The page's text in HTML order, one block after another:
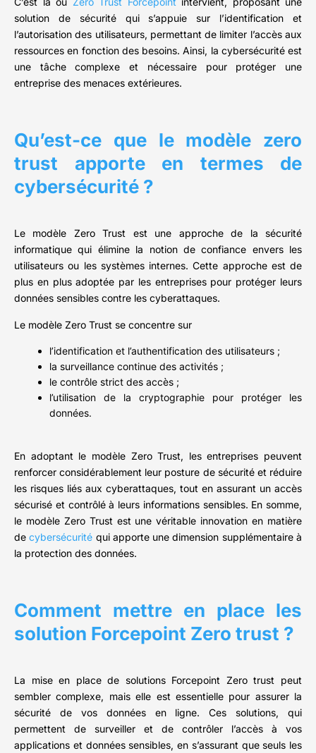
solution de sécurité qui s’appuie sur l’identification et
l’autorisation des utilisateurs, permettant de limiter l’accès aux
ressources en fonction des besoins. Ainsi, la cybersécurité est
une tâche complexe et nécessaire pour protéger une
entreprise des menaces extérieures.
Qu’est-ce que le modèle zero
trust apporte en termes de
cybersécurité ?
Le modèle Zero Trust est une approche de la sécurité
informatique qui élimine la notion de confiance envers les
utilisateurs ou les systèmes internes. Cette approche est de
plus en plus adoptée par les entreprises pour protéger leurs
données sensibles contre les cyberattaques.
Le modèle Zero Trust se concentre sur
l’identification et l’authentification des utilisateurs ;
la surveillance continue des activités ;
le contrôle strict des accès ;
l’utilisation de la cryptographie pour protéger les
données.
En adoptant le modèle Zero Trust, les entreprises peuvent
renforcer considérablement leur posture de sécurité et réduire
les risques liés aux cyberattaques, tout en assurant un accès
sécurisé et contrôlé à leurs informations sensibles. En somme,
le modèle Zero Trust est une véritable innovation en matière
decybersécurité qui apporte une dimension supplémentaire à
la protection des données.
Comment mettre en place les
solution Forcepoint Zero trust ?
La mise en place de solutions Forcepoint Zero trust peut
sembler complexe, mais elle est essentielle pour assurer la
sécurité de vos données en ligne. Ces solutions, qui
permettent de surveiller et de contrôler l’accès à vos
applications et données sensibles, en s’assurant que seuls les